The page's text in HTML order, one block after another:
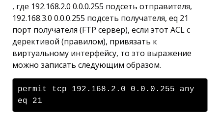
, где 192.168.2.0 0.0.0.255 подсеть отправителя,
192.168.3.0 0.0.0.255 подсеть получателя, eq 21
порт получателя (FTP сервер), если этот ACL с
дерективой (правилом), привязать к
виртуальному интерфейсу, то это выражение
можно записать следующим образом.
permit tcp 192.168.2.0 0.0.0.255 any
eq 21